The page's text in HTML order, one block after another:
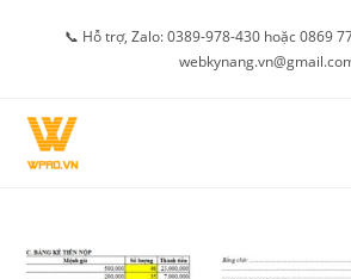
📞 Hỗ trợ, Zalo: 0389-978-430 hoặc 0869